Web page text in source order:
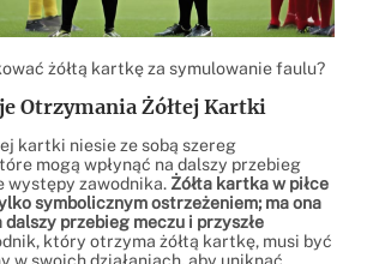
żółtą kartkę za symulowanie faulu?
Otrzymania Żółtej Kartki
kartki niesie ze sobą szereg
mogą wpłynąć na dalszy przebieg
występy zawodnika. Żółta kartka w piłce
symbolicznym ostrzeżeniem; ma ona
dalszy przebieg meczu i przyszłe
który otrzyma żółtą kartkę, musi być